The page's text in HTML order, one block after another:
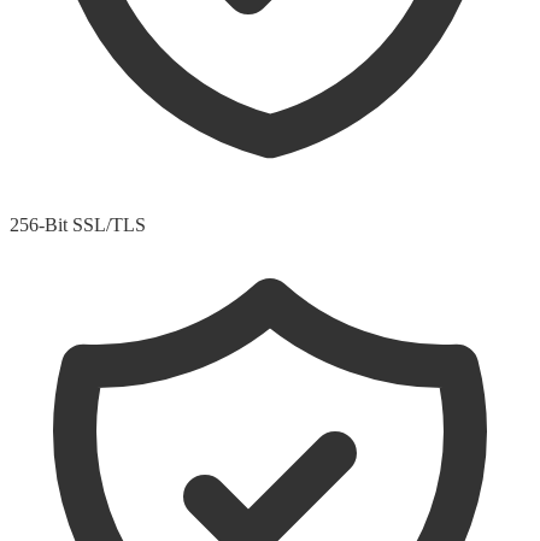
256-Bit SSL/TLS